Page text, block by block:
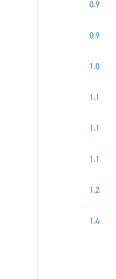
0.9
0.9
1.0
1.1
1.1
1.1
1.2
1.4